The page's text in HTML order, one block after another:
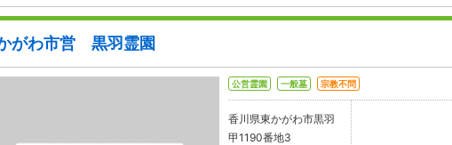
がわ市営 黒羽霊園
公営霊園 一般墓 宗教不問
香川県東かがわ市黒羽
甲1190番地3